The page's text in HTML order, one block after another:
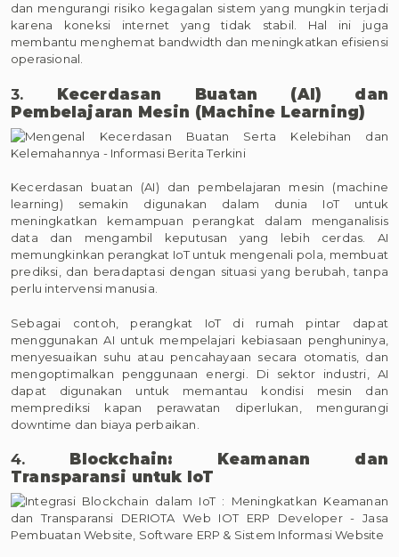
dan mengurangi risiko kegagalan sistem yang mungkin terjadi
karena koneksi internet yang tidak stabil. Hal ini juga
membantu menghemat bandwidth dan meningkatkan efisiensi
operasional.
3. Kecerdasan Buatan (AI) dan
Pembelajaran Mesin (Machine Learning)
Kecerdasan buatan (AI) dan pembelajaran mesin (machine
learning) semakin digunakan dalam dunia IoT untuk
meningkatkan kemampuan perangkat dalam menganalisis
data dan mengambil keputusan yang lebih cerdas. AI
memungkinkan perangkat IoT untuk mengenali pola, membuat
prediksi, dan beradaptasi dengan situasi yang berubah, tanpa
perlu intervensi manusia.
Sebagai contoh, perangkat IoT di rumah pintar dapat
menggunakan AI untuk mempelajari kebiasaan penghuninya,
menyesuaikan suhu atau pencahayaan secara otomatis, dan
mengoptimalkan penggunaan energi. Di sektor industri, AI
dapat digunakan untuk memantau kondisi mesin dan
memprediksi kapan perawatan diperlukan, mengurangi
downtime dan biaya perbaikan.
4.
Blockchain: Keamanan dan
Transparansi untuk IoT